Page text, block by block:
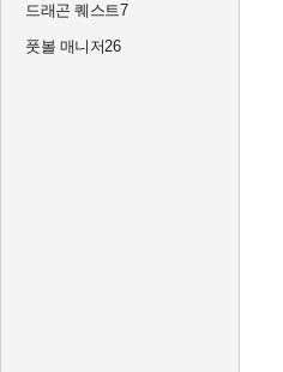
드래곤 퀘스트7
풋볼 매니저26